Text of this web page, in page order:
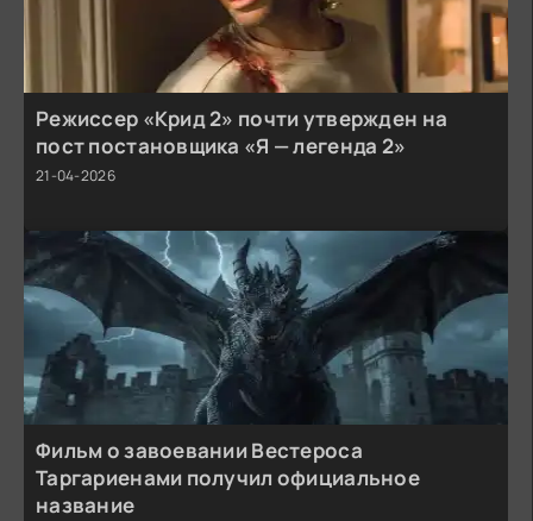
Режиссер «Крид 2» почти утвержден на
пост постановщика «Я — легенда 2»
21-04-2026
Фильм о завоевании Вестероса
Таргариенами получил официальное
название